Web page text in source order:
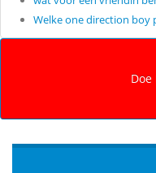
Welke one direction boy